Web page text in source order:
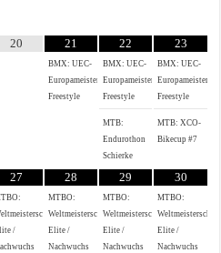
20 21
BMX: UEC-
Europameisterschaft
Freestyle
22
BMX: UEC-
Europameisterschaft
Freestyle
MTB:
Endurothon
Schierke
23
BMX: UEC-
Freestyle
MTB: XCO-
Bikecup #7
27
/
28
MTBO:
Weltmeisterschaften
Elite /
Nachwuchs
29
MTBO:
Weltmeisterschaften
Elite /
Nachwuchs
30
MTBO:
Elite /
Nachwuchs